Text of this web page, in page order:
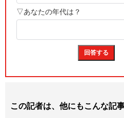
この記者は、他にもこんな記